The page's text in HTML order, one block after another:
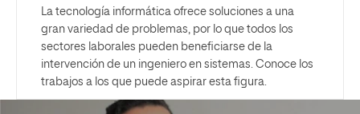
La tecnología informática ofrece soluciones a una
gran variedad de problemas, por lo que todos los
sectores laborales pueden beneficiarse de la
intervención de un ingeniero en sistemas. Conoce los
trabajos a los que puede aspirar esta figura.